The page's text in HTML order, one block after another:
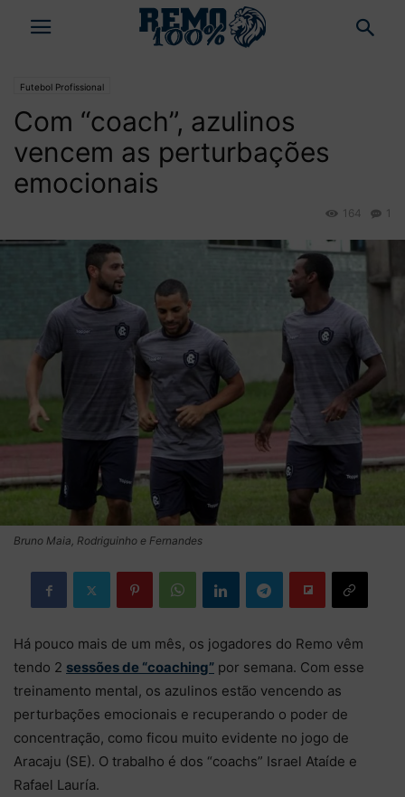
Futebol Profissional
Com “coach”, azulinos
vencem as perturbações
emocionais
1
164
Bruno Maia, Rodriguinho e Fernandes
Há pouco mais de um mês, os jogadores do Remo vêm
tendo 2 sessões de “coaching” por semana. Com esse
treinamento mental, os azulinos estão vencendo as
perturbações emocionais e recuperando o poder de
concentração, como ficou muito evidente no jogo de
Aracaju (SE). O trabalho é dos “coachs” Israel Ataíde e
Rafael Lauría.